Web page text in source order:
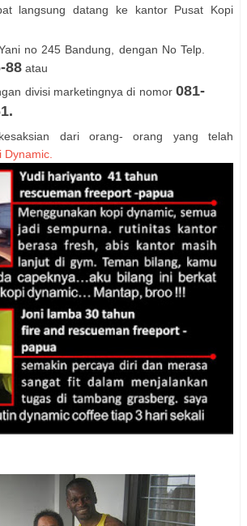
langsung datang ke kantor Pusat Kopi
no 245 Bandung, dengan No Telp.
88 atau
divisi marketingnya di nomor 081-
kesaksian dari orang- orang yang telah
Dynamic.